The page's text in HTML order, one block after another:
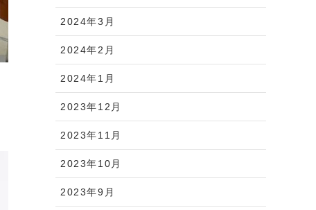
2024年3月
2024年2月
2024年1月
2023年12月
2023年11月
2023年10月
2023年9月